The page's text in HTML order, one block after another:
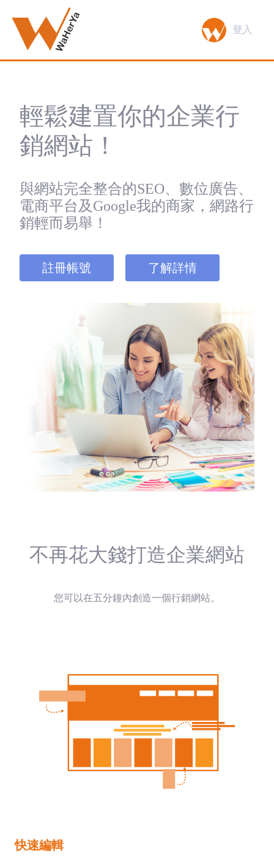
登入
輕鬆建置你的企業行
銷網站！
與網站完全整合的SEO、數位廣告、
電商平台及Google我的商家，網路行
銷輕而易舉！
註冊帳號 了解詳情
不再花大錢打造企業網站
您可以在五分鐘內創造一個行銷網站。
快速編輯